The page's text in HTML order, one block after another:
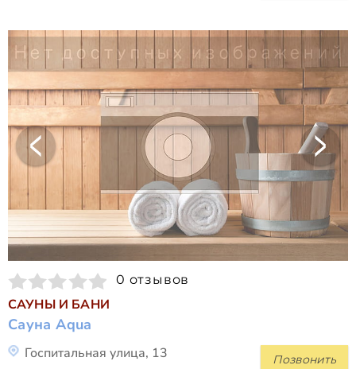
0 отзывов
САУНЫ И БАНИ
Сауна Aqua
Позвонить
Госпитальная улица, 13